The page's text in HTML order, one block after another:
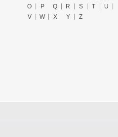
O
P Q R S T
U
V
W X Y Z